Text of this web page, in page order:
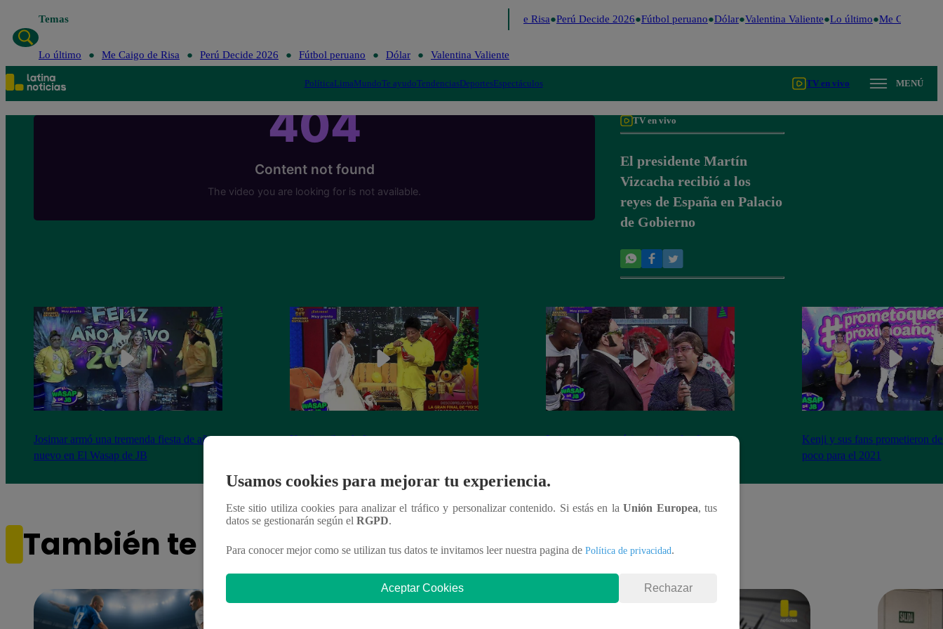
Temas Me Caigo de Risa Perú Decide 2026 Fútbol peruano Dólar Valentina Valiente Lo último Me Caigo de
Lo último Me Caigo de Risa Perú Decide 2026 Fútbol peruano Dólar Valentina Valiente
PolíticaLimaMundoTe ayudoTendenciasDeportesEspectáculos TV en vivo MENÚ
TV en vivo
El presidente Martín
Vizcacha recibió a los
reyes de España en Palacio
de Gobierno
Josimar armó una tremenda fiesta de año
nuevo en El Wasap de JB
Kenji recibe el año nuevo con otro
Luismi tuvo un pésimo cierre de año y se
Kenji y sus fans prometieron
poco para el 2021
También te puede interesar
Usamos cookies para mejorar tu experiencia.
Este sitio utiliza cookies para analizar el tráfico y personalizar contenido. Si estás en laUnión Europea, tus
datos se gestionarán según el RGPD.
Para conocer mejor como se utilizan tus datos te invitamos leer nuestra pagina de Política de privacidad.
Aceptar Cookies Rechazar